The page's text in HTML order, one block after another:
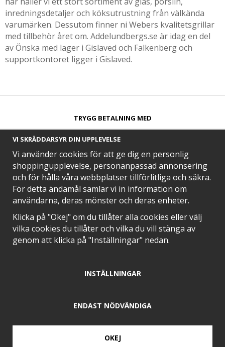
inredningsdetaljer och köksutrustning från välkända
varumärken. Dessutom finner ni Webers kvalitetsgrillar
med tillbehör året om. Addelundbergs.se är idag en del
av Önska med lager i Gislaved och Falkenberg och
supportkontoret ligger i Gislaved.
TRYGG BETALNING MED​
SNABB LEVERANS MED
EN DEL AV
VI SKRÄDDARSYR DIN UPPLEVELSE
Vi använder cookies för att ge dig en personlig
shoppingupplevelse, personanpassad annonsering
och för hålla våra webbplatser tillförlitliga och säkra.
För detta ändamål samlar vi in information om
användarna, deras mönster och deras enheter.
Klicka på "Okej" om du tillåter alla cookies eller välj
vilka cookies du tillåter och vilka du vill stänga av
genom att klicka på "Inställningar" nedan.
INSTÄLLNINGAR
ENDAST NÖDVÄNDIGA
OKEJ